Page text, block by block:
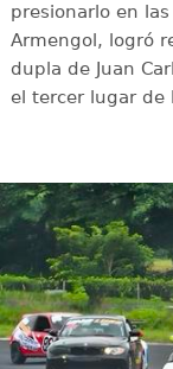
presionarlo en
Armengol, logró
dupla de Juan
el tercer lugar de